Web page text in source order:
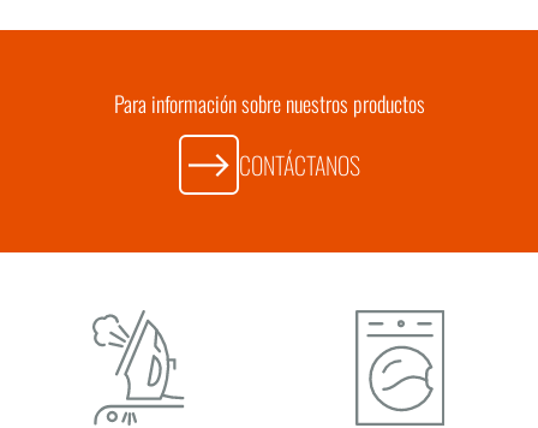
Para información sobre nuestros productos
CONTÁCTANOS